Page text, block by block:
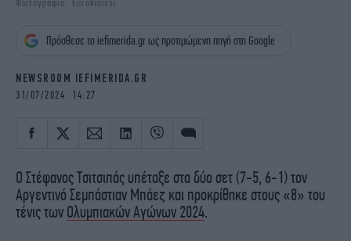
iBOOKS
OSCARS
NEWSLETTER
Φωτογραφία: Eurokinissi
Πρόσθεσε το iefimerida.gr ως προτιμώμενη πηγή στη Google
NEWSROOM IEFIMERIDA.GR
31/07/2024 14:27
Ο Στέφανος Τσιτσιπάς υπέταξε στα δύο σετ (7-5, 6-1) τον
Αργεντινό Σεμπάστιαν Μπάεζ και προκρίθηκε στους «8» του
τένις των Ολυμπιακών Αγώνων 2024.